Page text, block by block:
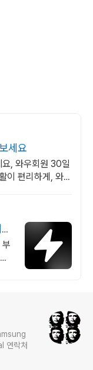
세요
, 와우회원 30일
이 편리하게, 와우
락처